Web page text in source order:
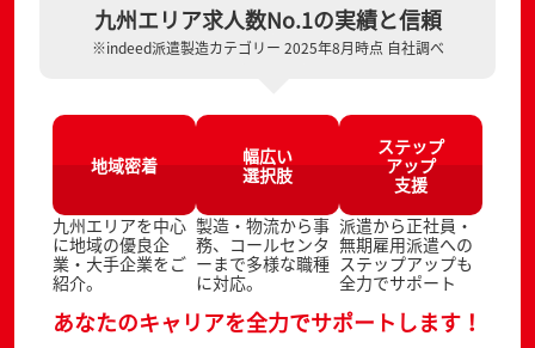
九州エリア求人数No.1の実績と信頼
※indeed派遣製造カテゴリー 2025年8月時点 自社調べ
地域密着
九州エリアを中心
に地域の優良企
業・大手企業をご
紹介。
幅広い
選択肢
製造・物流から事
務、コールセンタ
ーまで多様な職種
に対応。
ステップ
アップ
支援
派遣から正社員・
無期雇用派遣への
ステップアップも
全力でサポート
あなたのキャリアを全力でサポートします！